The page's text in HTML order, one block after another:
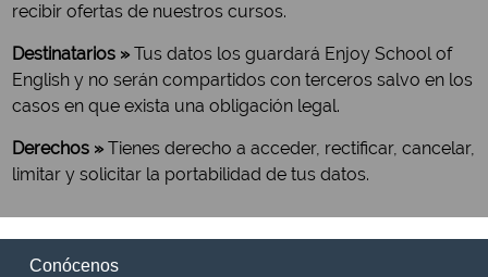
recibir ofertas de nuestros cursos.
Destinatarios »Tus datos los guardará Enjoy School of
English y no serán compartidos con terceros salvo en los
casos en que exista una obligación legal.
Derechos »Tienes derecho a acceder, rectificar, cancelar,
limitar y solicitar la portabilidad de tus datos.
Conócenos